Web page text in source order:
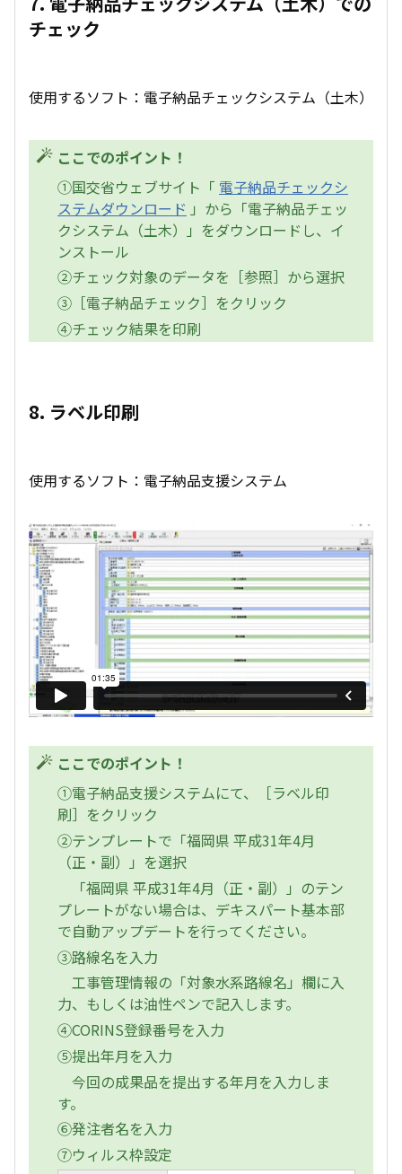
チェック
使用するソフト：電子納品チェックシステム（土木）
ここでのポイント！
①国交省ウェブサイト「 電子納品チェックシ
ステムダウンロード 」から「電子納品チェッ
クシステム（土木）」をダウンロードし、イ
ンストール
②チェック対象のデータを［参照］から選択
③［電子納品チェック］をクリック
④チェック結果を印刷
8. ラベル印刷
使用するソフト：電子納品支援システム
ここでのポイント！
①電子納品支援システムにて、［ラベル印
刷］をクリック
②テンプレートで「福岡県 平成31年4月
（正・副）」を選択
「福岡県 平成31年4月（正・副）」のテン
プレートがない場合は、デキスパート基本部
で自動アップデートを行ってください。
③路線名を入力
工事管理情報の「対象水系路線名」欄に入
力、もしくは油性ペンで記入します。
④CORINS登録番号を入力
⑤提出年月を入力
今回の成果品を提出する年月を入力しま
す。
⑥発注者名を入力
⑦ウィルス枠設定